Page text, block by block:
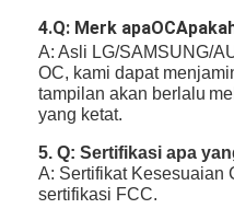
4.Q: Merk apaOC
A: Asli LG/SAMSUNG/
OC, kami dapat
tampilan akan berlalu
yang ketat.
5. Q: Sertifikasi apa
A: Sertifikat Kesesuaian
sertifikasi FCC.